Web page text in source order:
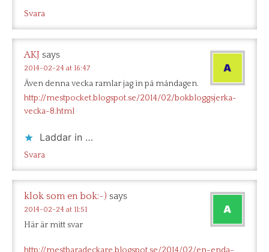
Svara
AKJ says
2014-02-24 at 16:47
Även denna vecka ramlar jag in på måndagen.
http://mestpocket.blogspot.se/2014/02/bokbloggsjerka-
vecka-8.html
Laddar in …
Svara
klok som en bok:-) says
2014-02-24 at 11:51
Här är mitt svar